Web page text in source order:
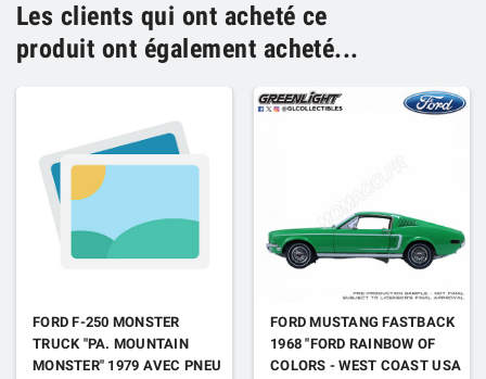
Les clients qui ont acheté ce
produit ont également acheté...
FORD F-250 MONSTER
TRUCK "PA. MOUNTAIN
MONSTER" 1979 AVEC PNEU
FORD MUSTANG FASTBACK
1968 "FORD RAINBOW OF
COLORS - WEST COAST USA